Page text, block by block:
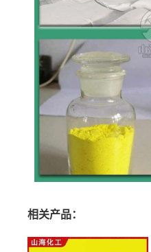
相关产品：